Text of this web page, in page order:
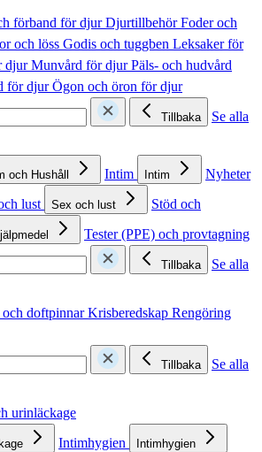
förband för djurDjurtillbehörFoder och
och löss Godis och tuggben Leksaker för
djurMunvård för djurPäls- och hudvård
för djurÖgon och öron för djur
Tillbaka
Se alla
och Hushåll Intim Intim
Nyheter
lust Sex och lust
Stöd och
Tester (PPE) och provtagning
Tillbaka
Se alla
doftpinnarKrisberedskap Rengöring
Tillbaka
Se alla
urinläckage
Intimhygien Intimhygien